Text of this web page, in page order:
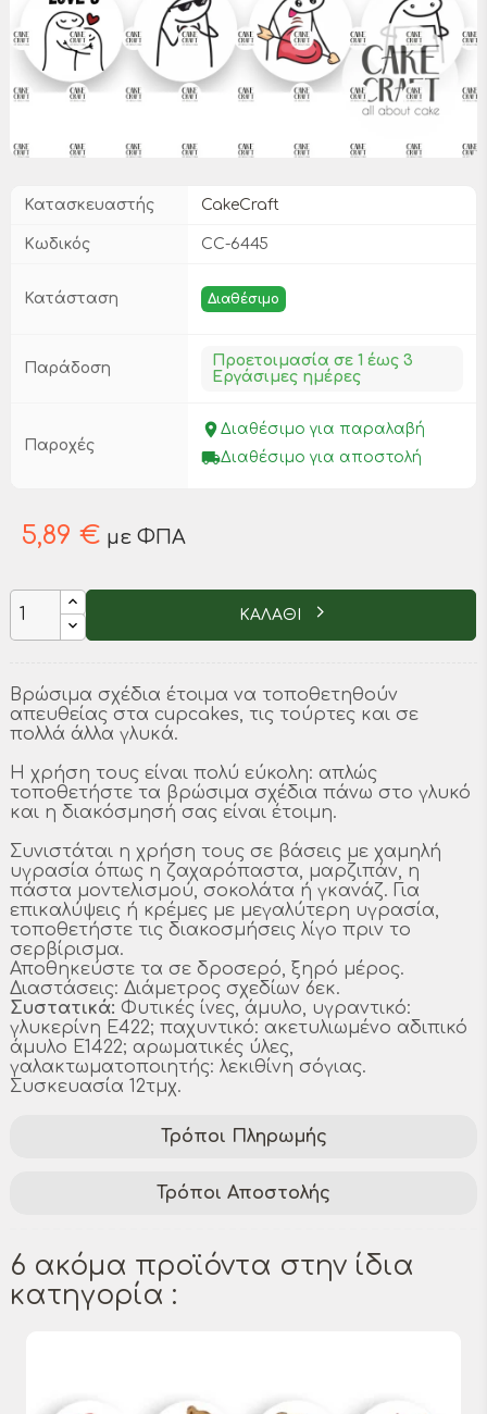
Κατασκευαστής CakeCraft
Κωδικός CC-6445
Κατάσταση Διαθέσιμο
Παράδοση
Προετοιμασία σε 1 έως 3
Εργάσιμες ημέρες
Παροχές
place Διαθέσιμο για παραλαβή
local_shippingΔιαθέσιμο για αποστολή
5,89 € με ΦΠΑ
ΚΑΛΑΘΙ
Βρώσιμα σχέδια έτοιμα να τοποθετηθούν
απευθείας στα cupcakes, τις τούρτες και σε
πολλά άλλα γλυκά.
Η χρήση τους είναι πολύ εύκολη: απλώς
τοποθετήστε τα βρώσιμα σχέδια πάνω στο γλυκό
και η διακόσμησή σας είναι έτοιμη.
Συνιστάται η χρήση τους σε βάσεις με χαμηλή
υγρασία όπως η ζαχαρόπαστα, μαρζιπάν, η
πάστα μοντελισμού, σοκολάτα ή γκανάζ. Για
επικαλύψεις ή κρέμες με μεγαλύτερη υγρασία,
τοποθετήστε τις διακοσμήσεις λίγο πριν το
σερβίρισμα.
Αποθηκεύστε τα σε δροσερό, ξηρό μέρος.
Διαστάσεις: Διάμετρος σχεδίων 6εκ.
Συστατικά: Φυτικές ίνες, άμυλο, υγραντικό:
γλυκερίνη E422; παχυντικό: ακετυλιωμένο αδιπικό
άμυλο E1422; αρωματικές ύλες,
γαλακτωματοποιητής: λεκιθίνη σόγιας.
Συσκευασία 12τμχ.
Τρόποι Πληρωμής
Τρόποι Αποστολής
6 ακόμα προϊόντα στην ίδια
κατηγορία :